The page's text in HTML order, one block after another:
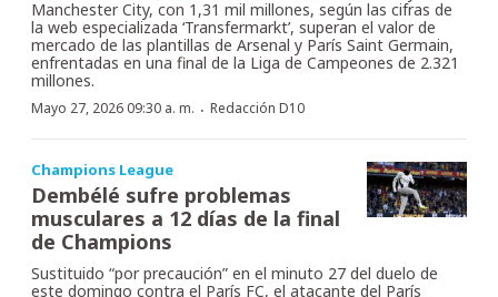
Manchester City, con 1,31 mil millones, según las cifras de
la web especializada ‘Transfermarkt’, superan el valor de
mercado de las plantillas de Arsenal y París Saint Germain,
enfrentadas en una final de la Liga de Campeones de 2.321
millones.
Mayo 27, 2026 09:30 a. m. · Redacción D10
Champions League
Dembélé sufre problemas
musculares a 12 días de la final
de Champions
Sustituido “por precaución” en el minuto 27 del duelo de
este domingo contra el París FC, el atacante del París